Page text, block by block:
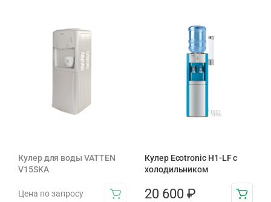
Кулер для воды VATTEN
V15SKA
Цена по запросу
Кулер Ecotronic H1-LF с
холодильником
20 600 ₽